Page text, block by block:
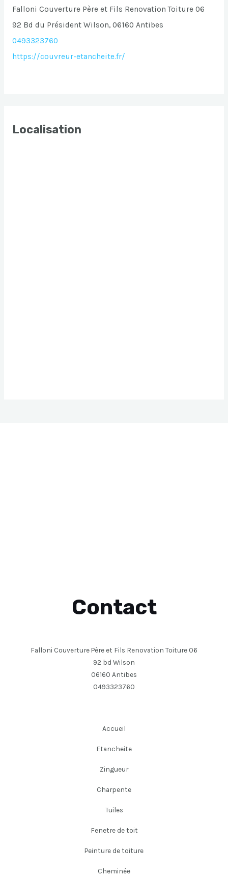
Falloni Couverture Père et Fils Renovation Toiture 06
92 Bd du Président Wilson, 06160 Antibes
0493323760
https://couvreur-etancheite.fr/
Localisation
Contact
Falloni Couverture Père et Fils Renovation Toiture 06
92 bd Wilson
06160 Antibes
0493323760
Accueil
Etancheite
Zingueur
Charpente
Tuiles
Fenetre de toit
Peinture de toiture
Cheminée